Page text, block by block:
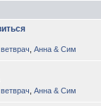
Анна & Сим
Анна & Сим